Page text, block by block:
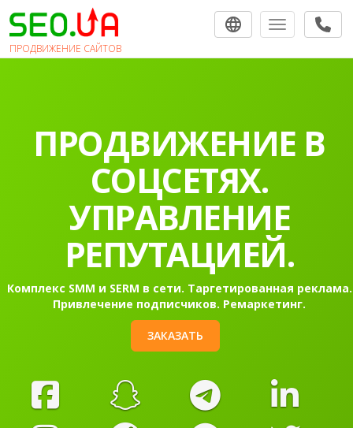
ПРОДВИЖЕНИЕ САЙТОВ
Toggle
ПРОДВИЖЕНИЕ В
СОЦСЕТЯХ.
УПРАВЛЕНИЕ
РЕПУТАЦИЕЙ.
Комплекс SMM и SERM в сети. Таргетированная реклама.
Привлечение подписчиков. Ремаркетинг.
ЗАКАЗАТЬ